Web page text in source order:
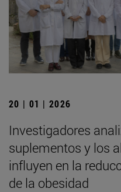
20 | 01 | 2026
Investigadores
suplementos y los
influyen en la
de la obesidad